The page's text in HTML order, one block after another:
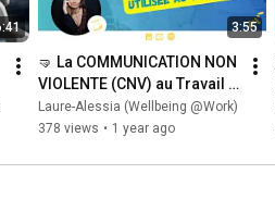
3:55
🤜 La COMMUNICATION NON
VIOLENTE (CNV) au Travail :
Un Outil Essentiel pour des
RELATIONS SAINES
Laure-Alessia (Wellbeing @Work)
378 views • 1 year ago